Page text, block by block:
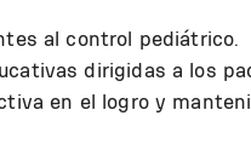
al control pediátrico.
dirigidas a los
en el logro y